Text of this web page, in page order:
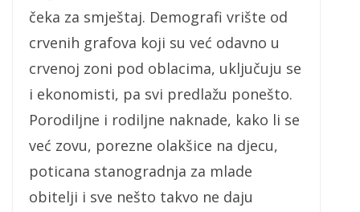
čeka za smještaj. Demografi vrište od
crvenih grafova koji su već odavno u
crvenoj zoni pod oblacima, uključuju se
i ekonomisti, pa svi predlažu ponešto.
Porodiljne i rodiljne naknade, kako li se
već zovu, porezne olakšice na djecu,
poticana stanogradnja za mlade
obitelji i sve nešto takvo ne daju